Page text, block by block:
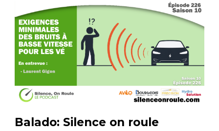
Balado: Silence on roule